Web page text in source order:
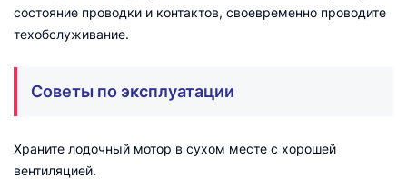
состояние проводки и контактов, своевременно проводите
техобслуживание.
Советы по эксплуатации
Храните лодочный мотор в сухом месте с хорошей
вентиляцией.